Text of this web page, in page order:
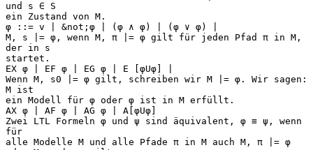
und s ∈ S
ein Zustand von M.
φ ::= v | &not;φ | (φ ∧ φ) | (φ ∨ φ) |
M, s |= φ, wenn M, π |= φ gilt für jeden Pfad π in M,
der in s
startet.
EX φ | EF φ | EG φ | E [φUφ] |
Wenn M, s0 |= φ gilt, schreiben wir M |= φ. Wir sagen:
M ist
ein Modell für φ oder φ ist in M erfüllt.
AX φ | AF φ | AG φ | A[φUφ]
Zwei LTL Formeln φ und ψ sind äquivalent, φ ≡ ψ, wenn
für
alle Modelle M und alle Pfade π in M auch M, π |= φ